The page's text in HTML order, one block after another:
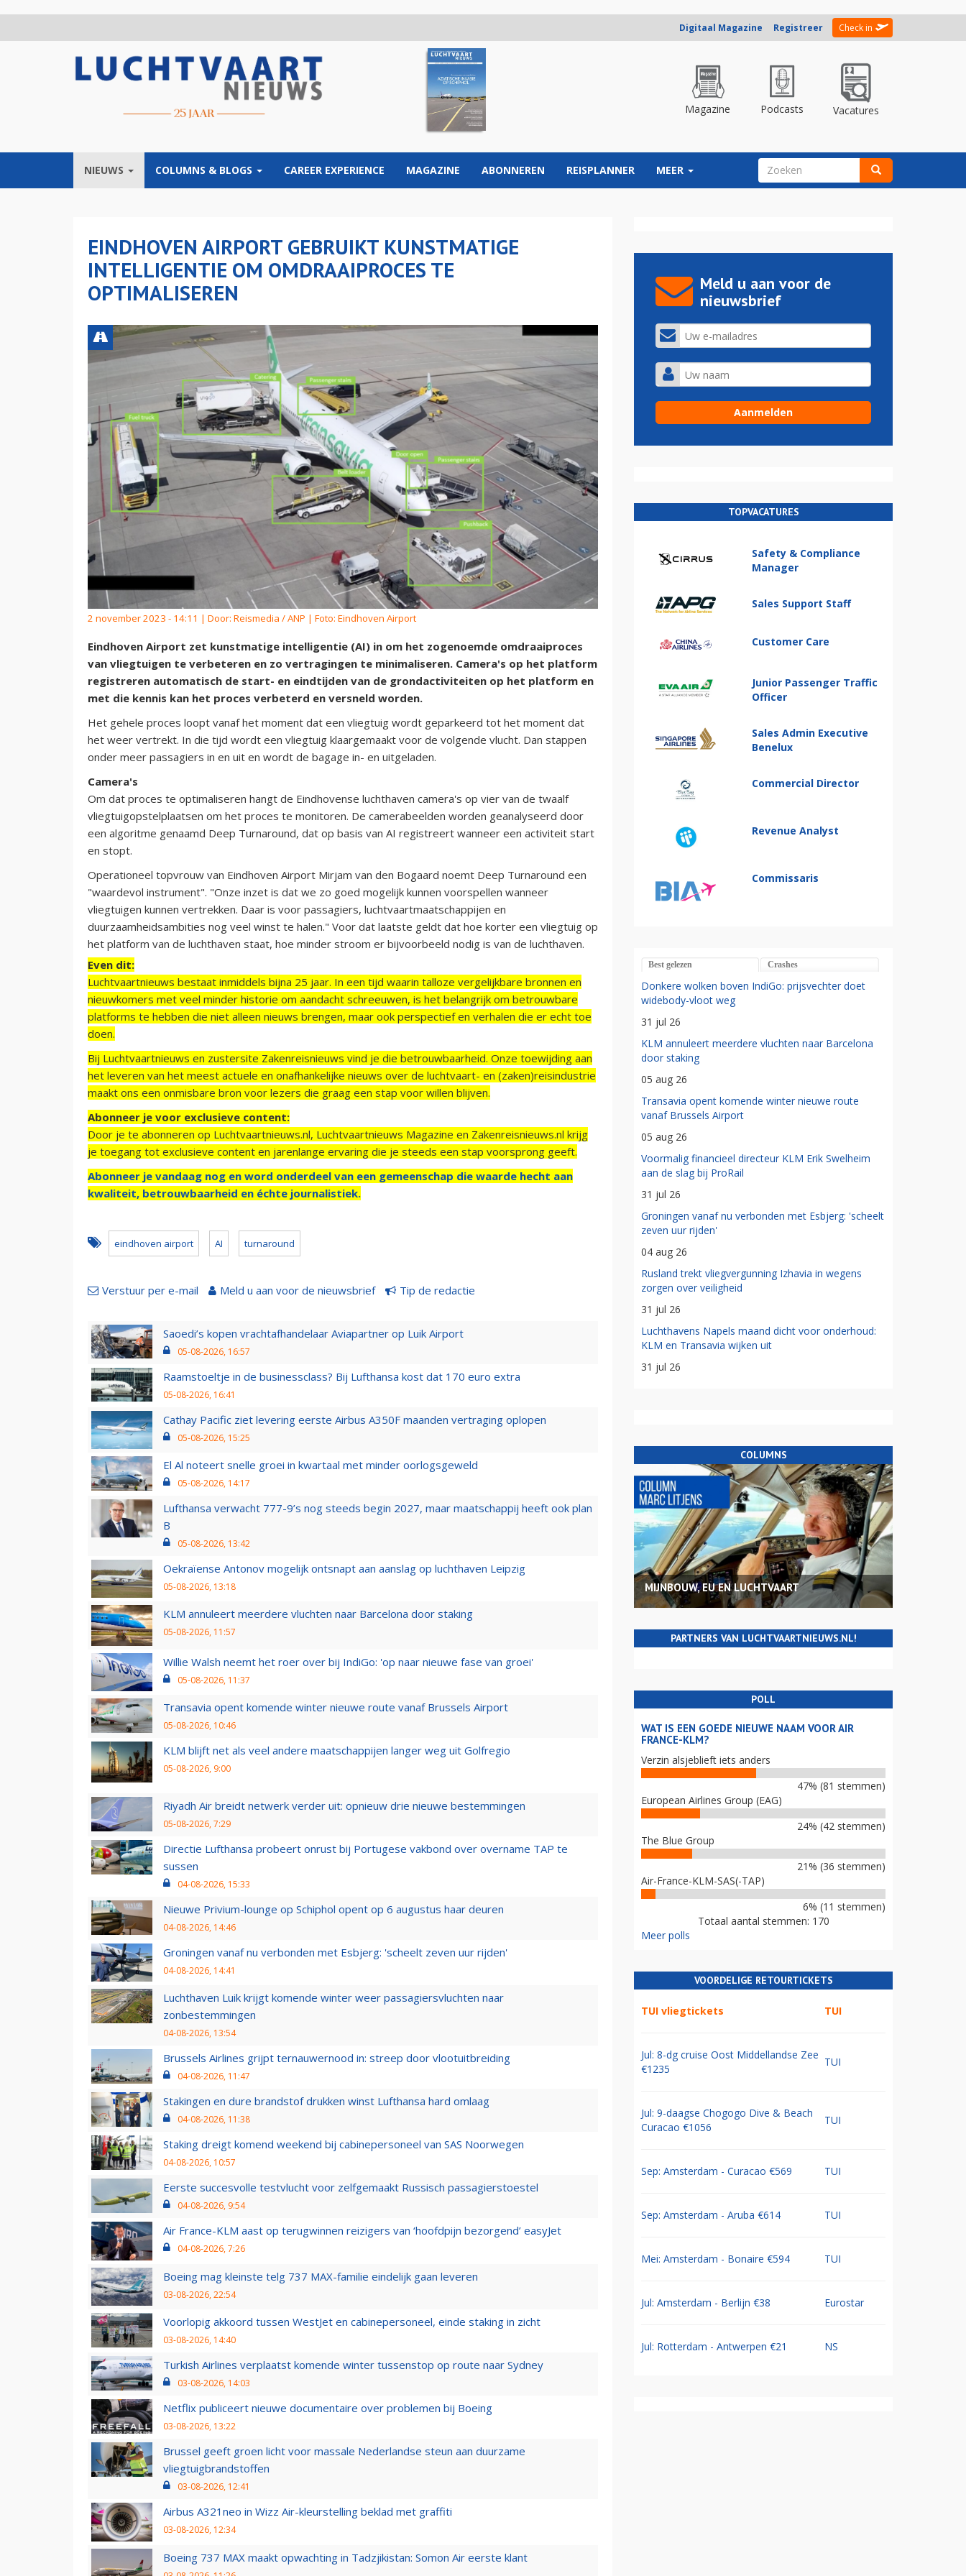
Digitaal Magazine Registreer Check in
Magazine Podcasts Vacatures
NIEUWS COLUMNS & BLOGS CAREER EXPERIENCE MAGAZINE ABONNEREN REISPLANNER MEER ZOEKVELD
EINDHOVEN AIRPORT GEBRUIKT KUNSTMATIGE
INTELLIGENTIE OM OMDRAAIPROCES TE
OPTIMALISEREN
2 november 2023 - 14:11 | Door: Reismedia / ANP | Foto: Eindhoven Airport
Eindhoven Airport zet kunstmatige intelligentie (AI) in om het zogenoemde omdraaiproces
van vliegtuigen te verbeteren en zo vertragingen te minimaliseren. Camera's op het platform
registreren automatisch de start- en eindtijden van de grondactiviteiten op het platform en
met die kennis kan het proces verbeterd en versneld worden.
Het gehele proces loopt vanaf het moment dat een vliegtuig wordt geparkeerd tot het moment dat
het weer vertrekt. In die tijd wordt een vliegtuig klaargemaakt voor de volgende vlucht. Dan stappen
onder meer passagiers in en uit en wordt de bagage in- en uitgeladen.
Camera's
Om dat proces te optimaliseren hangt de Eindhovense luchthaven camera's op vier van de twaalf
vliegtuigopstelplaatsen om het proces te monitoren. De camerabeelden worden geanalyseerd door
een algoritme genaamd Deep Turnaround, dat op basis van AI registreert wanneer een activiteit start
en stopt.
Operationeel topvrouw van Eindhoven Airport Mirjam van den Bogaard noemt Deep Turnaround een
"waardevol instrument". "Onze inzet is dat we zo goed mogelijk kunnen voorspellen wanneer
vliegtuigen kunnen vertrekken. Daar is voor passagiers, luchtvaartmaatschappijen en
duurzaamheidsambities nog veel winst te halen." Voor dat laatste geldt dat hoe korter een vliegtuig op
het platform van de luchthaven staat, hoe minder stroom er bijvoorbeeld nodig is van de luchthaven.
Even dit:
Luchtvaartnieuws bestaat inmiddels bijna 25 jaar. In een tijd waarin talloze vergelijkbare bronnen en
nieuwkomers met veel minder historie om aandacht schreeuwen, is het belangrijk om betrouwbare
platforms te hebben die niet alleen nieuws brengen, maar ook perspectief en verhalen die er echt toe
doen.
Bij Luchtvaartnieuws en zustersite Zakenreisnieuws vind je die betrouwbaarheid. Onze toewijding aan
het leveren van het meest actuele en onafhankelijke nieuws over de luchtvaart- en (zaken)reisindustrie
maakt ons een onmisbare bron voor lezers die graag een stap voor willen blijven.
Abonneer je voor exclusieve content:
Door je te abonneren op Luchtvaartnieuws.nl, Luchtvaartnieuws Magazine en Zakenreisnieuws.nl krijg
je toegang tot exclusieve content en jarenlange ervaring die je steeds een stap voorsprong geeft.
Abonneer je vandaag nog en word onderdeel van een gemeenschap die waarde hecht aan
kwaliteit, betrouwbaarheid en échte journalistiek.
eindhoven airport AI turnaround
Verstuur per e-mail Meld u aan voor de nieuwsbrief Tip de redactie
Saoedi’s kopen vrachtafhandelaar Aviapartner op Luik Airport
05-08-2026, 16:57
Raamstoeltje in de businessclass? Bij Lufthansa kost dat 170 euro extra
05-08-2026, 16:41
Cathay Pacific ziet levering eerste Airbus A350F maanden vertraging oplopen
05-08-2026, 15:25
El Al noteert snelle groei in kwartaal met minder oorlogsgeweld
05-08-2026, 14:17
Lufthansa verwacht 777-9’s nog steeds begin 2027, maar maatschappij heeft ook plan
B
05-08-2026, 13:42
Oekraïense Antonov mogelijk ontsnapt aan aanslag op luchthaven Leipzig
05-08-2026, 13:18
KLM annuleert meerdere vluchten naar Barcelona door staking
05-08-2026, 11:57
Willie Walsh neemt het roer over bij IndiGo: 'op naar nieuwe fase van groei'
05-08-2026, 11:37
Transavia opent komende winter nieuwe route vanaf Brussels Airport
05-08-2026, 10:46
KLM blijft net als veel andere maatschappijen langer weg uit Golfregio
05-08-2026, 9:00
Riyadh Air breidt netwerk verder uit: opnieuw drie nieuwe bestemmingen
05-08-2026, 7:29
Directie Lufthansa probeert onrust bij Portugese vakbond over overname TAP te
sussen
04-08-2026, 15:33
Nieuwe Privium-lounge op Schiphol opent op 6 augustus haar deuren
04-08-2026, 14:46
Groningen vanaf nu verbonden met Esbjerg: 'scheelt zeven uur rijden'
04-08-2026, 14:41
Luchthaven Luik krijgt komende winter weer passagiersvluchten naar
zonbestemmingen
04-08-2026, 13:54
Brussels Airlines grijpt ternauwernood in: streep door vlootuitbreiding
04-08-2026, 11:47
Stakingen en dure brandstof drukken winst Lufthansa hard omlaag
04-08-2026, 11:38
Staking dreigt komend weekend bij cabinepersoneel van SAS Noorwegen
04-08-2026, 10:57
Eerste succesvolle testvlucht voor zelfgemaakt Russisch passagierstoestel
04-08-2026, 9:54
Air France-KLM aast op terugwinnen reizigers van ‘hoofdpijn bezorgend’ easyJet
04-08-2026, 7:26
Boeing mag kleinste telg 737 MAX-familie eindelijk gaan leveren
03-08-2026, 22:54
Voorlopig akkoord tussen WestJet en cabinepersoneel, einde staking in zicht
03-08-2026, 14:40
Turkish Airlines verplaatst komende winter tussenstop op route naar Sydney
03-08-2026, 14:03
Netflix publiceert nieuwe documentaire over problemen bij Boeing
03-08-2026, 13:22
Brussel geeft groen licht voor massale Nederlandse steun aan duurzame
vliegtuigbrandstoffen
03-08-2026, 12:41
Airbus A321neo in Wizz Air-kleurstelling beklad met graffiti
03-08-2026, 12:34
Boeing 737 MAX maakt opwachting in Tadzjikistan: Somon Air eerste klant
Meld u aan voor de
nieuwsbrief
TOPVACATURES
Safety & Compliance
Manager
Sales Support Staff
Customer Care
Junior Passenger Traffic
Officer
Sales Admin Executive
Benelux
Commercial Director
Revenue Analyst
Commissaris
Best gelezen Crashes
Donkere wolken boven IndiGo: prijsvechter doet
widebody-vloot weg
31 jul 26
KLM annuleert meerdere vluchten naar Barcelona
door staking
05 aug 26
Transavia opent komende winter nieuwe route
vanaf Brussels Airport
05 aug 26
Voormalig financieel directeur KLM Erik Swelheim
aan de slag bij ProRail
31 jul 26
Groningen vanaf nu verbonden met Esbjerg: 'scheelt
zeven uur rijden'
04 aug 26
Rusland trekt vliegvergunning Izhavia in wegens
zorgen over veiligheid
31 jul 26
Luchthavens Napels maand dicht voor onderhoud:
KLM en Transavia wijken uit
31 jul 26
COLUMNS
MIJNBOUW, EU EN LUCHTVAART
PARTNERS VAN LUCHTVAARTNIEUWS.NL!
POLL
WAT IS EEN GOEDE NIEUWE NAAM VOOR AIR
FRANCE-KLM?
Verzin alsjeblieft iets anders
47% (81 stemmen)
European Airlines Group (EAG)
24% (42 stemmen)
The Blue Group
21% (36 stemmen)
Air-France-KLM-SAS(-TAP)
6% (11 stemmen)
Totaal aantal stemmen: 170
Meer polls
VOORDELIGE RETOURTICKETS
TUI vliegtickets TUI
Jul: 8-dg cruise Oost Middellandse Zee
€1235
TUI
Jul: 9-daagse Chogogo Dive & Beach
Curacao €1056
TUI
Sep: Amsterdam - Curacao €569 TUI
Sep: Amsterdam - Aruba €614 TUI
Mei: Amsterdam - Bonaire €594 TUI
Jul: Amsterdam - Berlijn €38 Eurostar
Jul: Rotterdam - Antwerpen €21 NS